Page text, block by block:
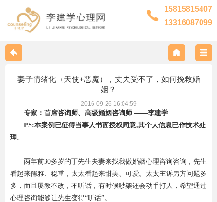
15815815407
13316087099
关于我们
联系我们
服务范围
妻子情绪化（天使+恶魔），丈夫受不了，如何挽救婚
姻？
2016-09-26 16:04:59
专家： 首席咨询师、高级婚姻咨询师 ——李建学
PS:本案例已征得当事人书面授权同意,其个人信息已作技术处
理。
两年前30多岁的丁先生夫妻来找我做婚姻心理咨询咨询，先生
看起来儒雅、稳重，太太看起来甜美、可爱。太太主诉男方问题多
多，而且屡教不改，不听话，有时候吵架还会动手打人，希望通过
心理咨询能够让先生变得“听话”。